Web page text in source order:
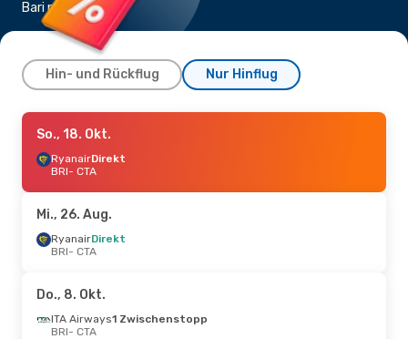
Bari nach Catania
Hin- und Rückflug Nur Hinflug
Fr., 18. Sept.
RyanairDirekt
BRI- CTA
CTA- BRI
Mi., 26. Aug.- So., 30. Aug.
RyanairDirekt
CTA- BRI
So., 18. Okt.
RyanairDirekt
BRI- CTA
Mi., 26. Aug.
RyanairDirekt
BRI- CTA
Do., 8. Okt.
ITA Airways1 Zwischenstopp
BRI- CTA